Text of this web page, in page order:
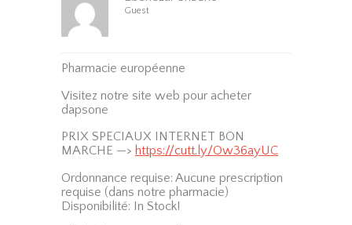
Guest
Pharmacie européenne
Visitez notre site web pour acheter
dapsone
PRIX SPECIAUX INTERNET BON
MARCHE —> https://cutt.ly/Ow36ayUC
Ordonnance requise: Aucune prescription
requise (dans notre pharmacie)
Disponibilité: In Stock!